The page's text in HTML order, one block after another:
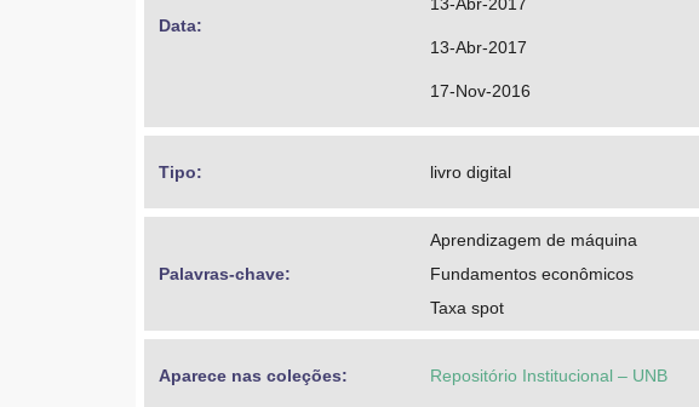
Data:
13-Abr-2017
13-Abr-2017
17-Nov-2016
Tipo: livro digital
Palavras-chave:
Aprendizagem de máquina
Fundamentos econômicos
Taxa spot
Aparece nas coleções: Repositório Institucional – UNB